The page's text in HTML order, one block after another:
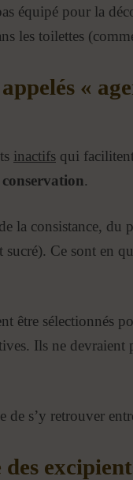
équipé pour la
les toilettes
«
inactifs qui
conservation.
la consistance, du
Ce sont en
être sélectionnés
Ils ne devraient
de s’y retrouver